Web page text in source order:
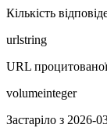
Кількість
urlstring
URL
volumeinteger
Застаріло з 2026-